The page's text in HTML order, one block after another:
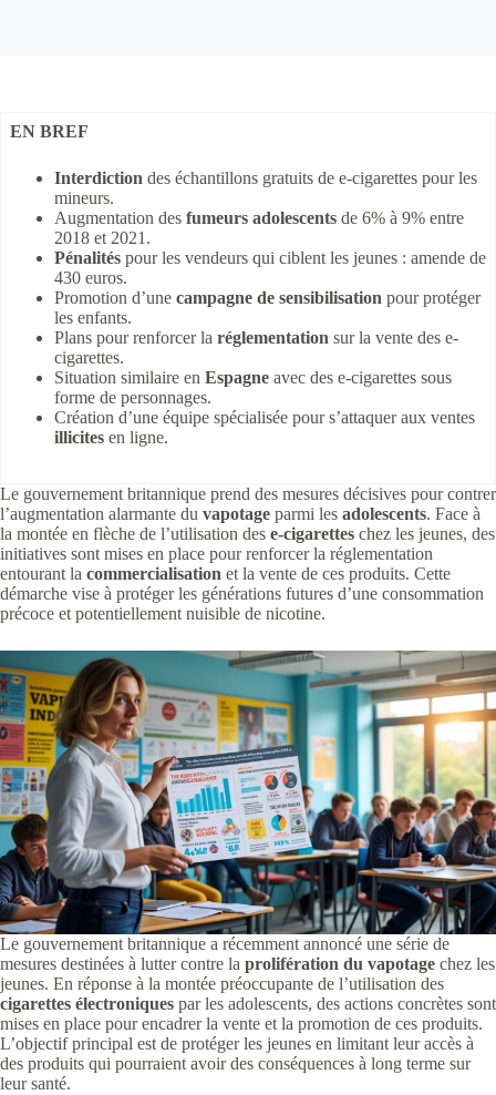
EN BREF
Interdiction des échantillons gratuits de e-cigarettes pour les
mineurs.
Augmentation des fumeurs adolescents de 6% à 9% entre
2018 et 2021.
Pénalités pour les vendeurs qui ciblent les jeunes : amende de
430 euros.
Promotion d’une campagne de sensibilisation pour protéger
les enfants.
Plans pour renforcer la réglementation sur la vente des e-
cigarettes.
Situation similaire en Espagne avec des e-cigarettes sous
forme de personnages.
Création d’une équipe spécialisée pour s’attaquer aux ventes
illicites en ligne.
Le gouvernement britannique prend des mesures décisives pour contrer
l’augmentation alarmante du vapotage parmi les adolescents. Face à
la montée en flèche de l’utilisation des e-cigarettes chez les jeunes, des
initiatives sont mises en place pour renforcer la réglementation
entourant la commercialisation et la vente de ces produits. Cette
démarche vise à protéger les générations futures d’une consommation
précoce et potentiellement nuisible de nicotine.
Le gouvernement britannique a récemment annoncé une série de
mesures destinées à lutter contre la prolifération du vapotage chez les
jeunes. En réponse à la montée préoccupante de l’utilisation des
cigarettes électroniques par les adolescents, des actions concrètes sont
mises en place pour encadrer la vente et la promotion de ces produits.
L’objectif principal est de protéger les jeunes en limitant leur accès à
des produits qui pourraient avoir des conséquences à long terme sur
leur santé.